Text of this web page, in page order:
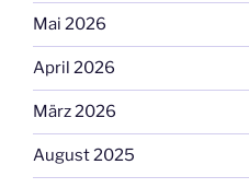
Mai 2026
April 2026
März 2026
August 2025